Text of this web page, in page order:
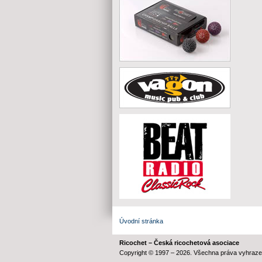
Úvodní stránka
Ricochet – Česká ricochetová asociace
Copyright © 1997 – 2026. Všechna práva